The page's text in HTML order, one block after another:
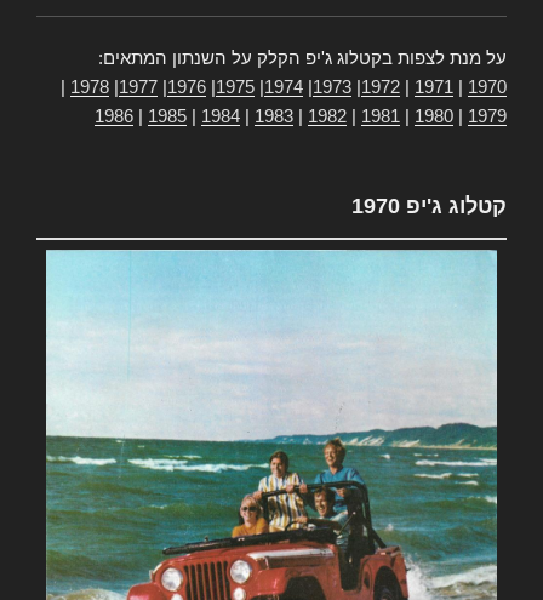
על מנת לצפות בקטלוג ג'יפ הקלק על השנתון המתאים:
1970
1971
1972
1973
1974
1975
1976
1977
1978
1979
1980
1981
1982
1983
1984
1985
1986
קטלוג ג'יפ 1970